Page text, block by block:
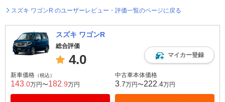
スズキ ワゴンR のユーザーレビュー・評価一覧のページに戻る
スズキ ワゴンR
総合評価
4.0 マイカー登録
新車価格 （税込）
143 .0万円〜182 .9万円
中古車本体価格
3 .7万円〜222 .4万円